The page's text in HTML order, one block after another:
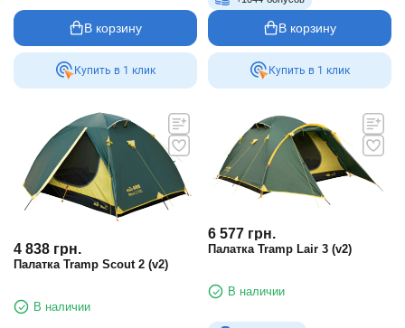
В корзину
Купить в 1 клик
В корзину
Купить в 1 клик
4 838 грн.
Палатка Tramp Scout 2 (v2)
В наличии
6 577 грн.
Палатка Tramp Lair 3 (v2)
В наличии